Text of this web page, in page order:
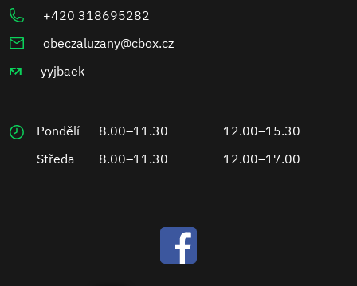
+420 318695282
obeczaluzany@cbox.cz
yyjbaek
Pondělí 8.00–11.30
12.00–15.30
Středa
8.00–11.30 12.00–17.00